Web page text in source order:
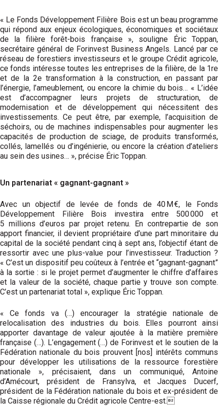
« Le Fonds Développement Filière Bois est un beau programme
qui répond aux enjeux écologiques, économiques et sociétaux
de la filière forêt-bois française », souligne Éric Toppan,
secrétaire général de Forinvest Business Angels. Lancé par ce
réseau de forestiers investisseurs et le groupe Crédit agricole,
ce fonds intéresse toutes les entreprises de la filière, de la 1re
et de la 2e transformation à la construction, en passant par
l’énergie, l’ameublement, ou encore la chimie du bois… « L’idée
est d’accompagner leurs projets de structuration, de
modernisation et de développement qui nécessitent des
investissements. Ce peut être, par exemple, l’acquisition de
séchoirs, ou de machines indispensables pour augmenter les
capacités de production de sciage, de produits transformés,
collés, lamellés ou d’ingénierie, ou encore la création d’ateliers
au sein des usines… », précise Éric Toppan.
Un partenariat « gagnant-gagnant »
Avec un objectif de levée de fonds de 40 M €, le Fonds
Développement Filière Bois investira entre 500 000 et
5 millions d’euros par projet retenu. En contrepartie de son
apport financier, il devient propriétaire d’une part minoritaire du
capital de la société pendant cinq à sept ans, l’objectif étant de
ressortir avec une plus-value pour l’investisseur. Traduction ?
« C’est un dispositif peu coûteux à l’entrée et “gagnant-gagnant”
à la sortie : si le projet permet d’augmenter le chiffre d’affaires
et la valeur de la société, chaque partie y trouve son compte.
C’est un partenariat total », explique Éric Toppan.
« Ce fonds va (…) encourager la stratégie nationale de
relocalisation des industries du bois. Elles pourront ainsi
apporter davantage de valeur ajoutée à la matière première
française (…). L’engagement (…) de Forinvest et le soutien de la
Fédération nationale du bois prouvent [nos] intérêts communs
pour développer les utilisations de la ressource forestière
nationale », précisaient, dans un communiqué, Antoine
d’Amécourt, président de Fransylva, et Jacques Ducerf,
président de la Fédération nationale du bois et ex-président de
la Caisse régionale du Crédit agricole Centre-est.